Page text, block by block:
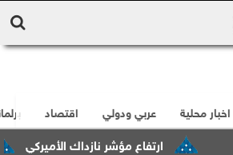
اخبار محلية عربي ودولي اقتصاد
ارتفاع مؤشر نازداك الأميركي